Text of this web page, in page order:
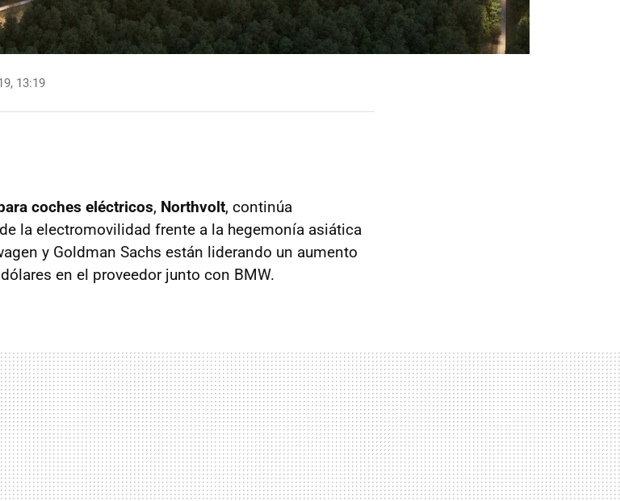
13:19
coches eléctricos, Northvolt, continúa
la electromovilidad frente a la hegemonía asiática
y Goldman Sachs están liderando un aumento
en el proveedor junto con BMW.